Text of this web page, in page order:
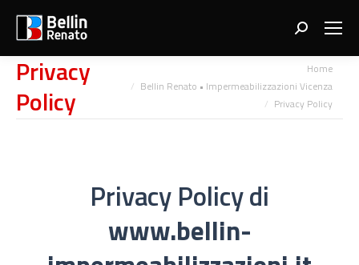
Search:
Privacy
Policy
Home
Bellin Renato • Impermeabilizzazioni Vicenza
Privacy Policy
Privacy Policy di
www.bellin-